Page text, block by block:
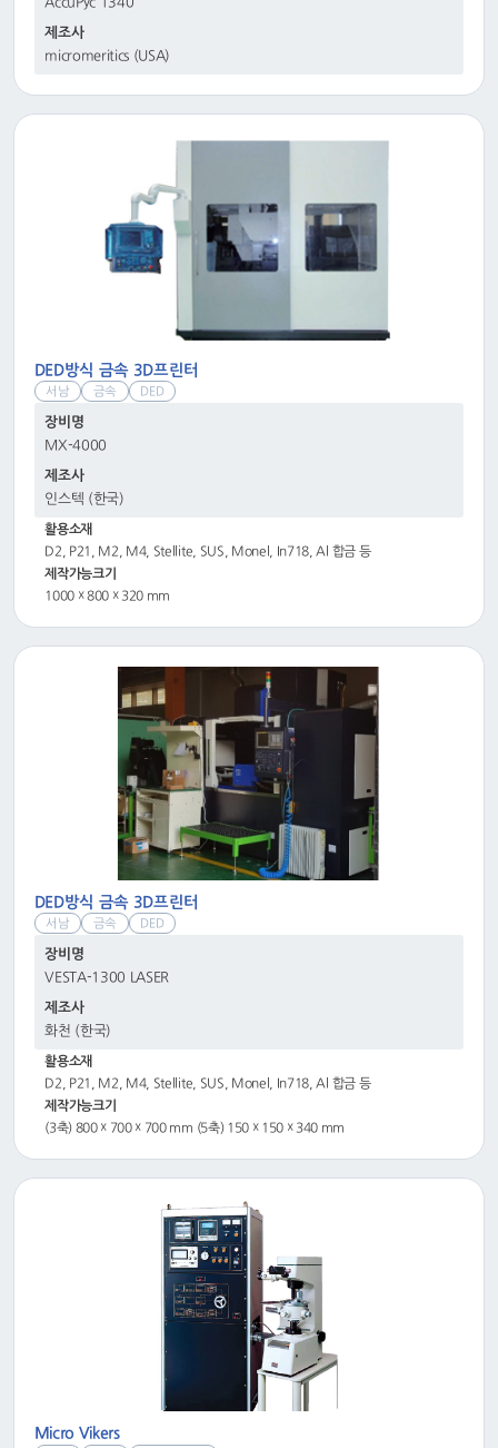
제조사
micromeritics (USA)
DED방식 금속 3D프린터
서남 금속 DED
장비명
MX-4000
제조사
인스텍 (한국)
활용소재
D2, P21, M2, M4, Stellite, SUS, Monel, In718, Al 합금 등
제작가능크기
1000 ☓ 800 ☓ 320 mm
DED방식 금속 3D프린터
서남 금속 DED
장비명
VESTA-1300 LASER
제조사
화천 (한국)
활용소재
D2, P21, M2, M4, Stellite, SUS, Monel, In718, Al 합금 등
제작가능크기
(3축) 800 ☓ 700 ☓ 700 mm (5축) 150 ☓ 150 ☓ 340 mm
Micro Vikers